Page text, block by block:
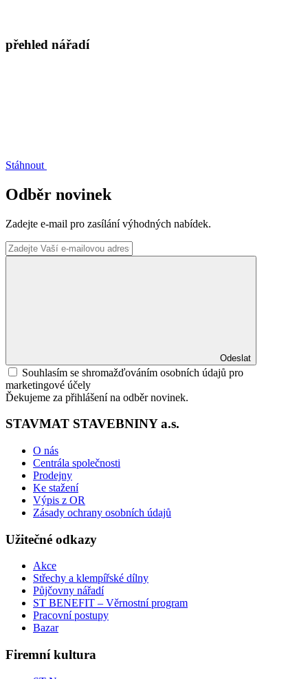
přehled nářadí
Stáhnout
Odběr novinek
Zadejte e-mail pro zasílání výhodných nabídek.
Odeslat
Souhlasím se shromažďováním osobních údajů pro
marketingové účely
Ďekujeme za přihlášení na odběr novinek.
STAVMAT STAVEBNINY a.s.
O nás
Centrála společnosti
Prodejny
Ke stažení
Výpis z OR
Zásady ochrany osobních údajů
Užitečné odkazy
Akce
Střechy a klempířské dílny
Půjčovny nářadí
ST BENEFIT – Věrnostní program
Pracovní postupy
Bazar
Firemní kultura